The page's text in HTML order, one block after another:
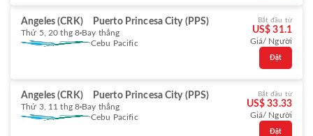
Angeles (CRK) Puerto Princesa City (PPS)
Thứ 5, 20 thg 8 Bay thẳng
Cebu Pacific
Bắt đầu từ
US$ 31.1
Giá/ Người
Đặt
Angeles (CRK) Puerto Princesa City (PPS)
Thứ 3, 11 thg 8 Bay thẳng
Cebu Pacific
Bắt đầu từ
US$ 33.33
Giá/ Người
Đặt